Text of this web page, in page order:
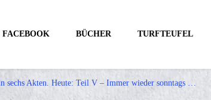
FACEBOOK BÜCHER TURFTEUFEL
sechs Akten. Heute: Teil V – Immer wieder sonntags …